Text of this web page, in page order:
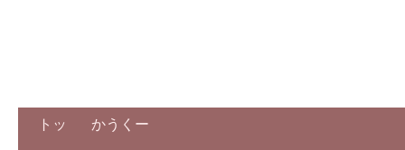
トッ かうくー